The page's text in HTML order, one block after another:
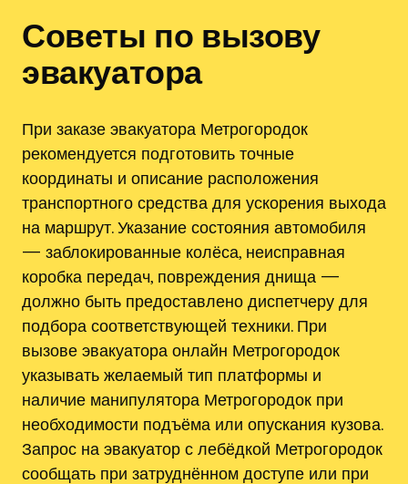
Советы по вызову
эвакуатора
При заказе эвакуатора Метрогородок
рекомендуется подготовить точные
координаты и описание расположения
транспортного средства для ускорения выхода
на маршрут. Указание состояния автомобиля
— заблокированные колёса, неисправная
коробка передач, повреждения днища —
должно быть предоставлено диспетчеру для
подбора соответствующей техники. При
вызове эвакуатора онлайн Метрогородок
указывать желаемый тип платформы и
наличие манипулятора Метрогородок при
необходимости подъёма или опускания кузова.
Запрос на эвакуатор с лебёдкой Метрогородок
сообщать при затруднённом доступе или при